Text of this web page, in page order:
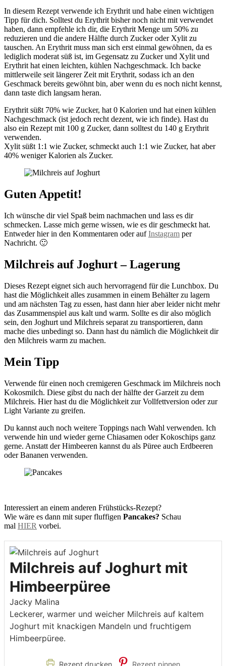
In diesem Rezept verwende ich Erythrit und habe einen wichtigen
Tipp für dich. Solltest du Erythrit bisher noch nicht mit verwendet
haben, dann empfehle ich dir, die Erythrit Menge um 50% zu
reduzieren und die andere Hälfte durch Zucker oder Xylit zu
tauschen. An Erythrit muss man sich erst einmal gewöhnen, da es
lediglich moderat süß ist, im Gegensatz zu Zucker und Xylit und
Erythrit hat einen leichten, kühlen Nachgeschmack. Ich backe
mittlerweile seit längerer Zeit mit Erythrit, sodass ich an den
Geschmack bereits gewöhnt bin, aber wenn du es noch nicht kennst,
dann taste dich langsam heran.
Erythrit süßt 70% wie Zucker, hat 0 Kalorien und hat einen kühlen
Nachgeschmack (ist jedoch recht dezent, wie ich finde). Hast du
also ein Rezept mit 100 g Zucker, dann solltest du 140 g Erythrit
verwenden.
Xylit süßt 1:1 wie Zucker, schmeckt auch 1:1 wie Zucker, hat aber
40% weniger Kalorien als Zucker.
Guten Appetit!
Ich wünsche dir viel Spaß beim nachmachen und lass es dir
schmecken. Lasse mich gerne wissen, wie es dir geschmeckt hat.
Entweder hier in den Kommentaren oder aufInstagram per
Nachricht. 🙂
Milchreis auf Joghurt – Lagerung
Dieses Rezept eignet sich auch hervorragend für die Lunchbox. Du
hast die Möglichkeit alles zusammen in einem Behälter zu lagern
und am nächsten Tag zu essen, hast dann hier aber leider nicht mehr
das Zusammenspiel aus kalt und warm. Sollte es dir also möglich
sein, den Joghurt und Milchreis separat zu transportieren, dann
mache dies unbedingt so. Dann hast du nämlich die Möglichkeit dir
den Milchreis warm zu machen.
Mein Tipp
Verwende für einen noch cremigeren Geschmack im Milchreis noch
Kokosmilch. Diese gibst du nach der hälfte der Garzeit zu dem
Milchreis. Hier hast du die Möglichkeit zur Vollfettversion oder zur
Light Variante zu greifen.
Du kannst auch noch weitere Toppings nach Wahl verwenden. Ich
verwende hin und wieder gerne Chiasamen oder Kokoschips ganz
gerne. Anstatt der Himbeeren kannst du als Püree auch Erdbeeren
oder Bananen verwenden.
Interessiert an einem anderen Frühstücks-Rezept?
Wie wäre es dann mit super fluffigen Pancakes? Schau
mal HIER vorbei.
Milchreis auf Joghurt mit
Himbeerpüree
Jacky Malina
Leckerer, warmer und weicher Milchreis auf kaltem
Joghurt mit knackigen Mandeln und fruchtigem
Himbeerpüree.
Rezept drucken Rezept pinnen